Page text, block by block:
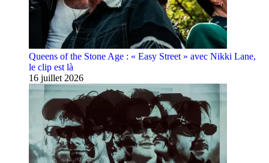
Queens of the Stone Age : « Easy Street » avec Nikki Lane,
le clip est là
16 juillet 2026